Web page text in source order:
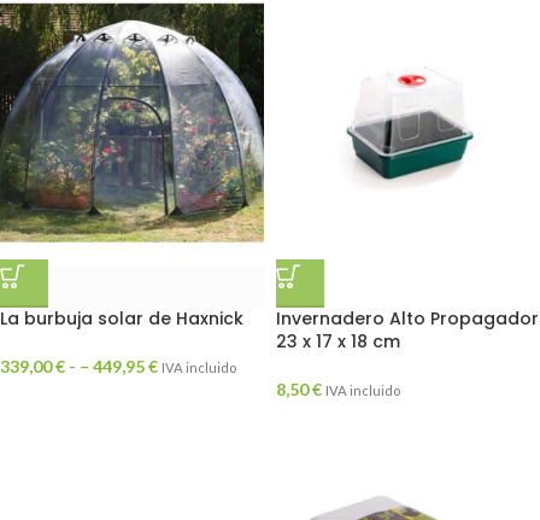
La burbuja solar de Haxnick
339,00€ - – 449,95€ IVA incluido
Invernadero Alto Propagador
23 x 17 x 18 cm
8,50€ IVA incluido